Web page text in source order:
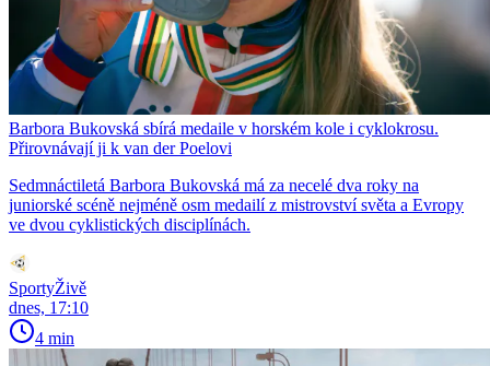
Barbora Bukovská sbírá medaile v horském kole i cyklokrosu.
Přirovnávají ji k van der Poelovi
Sedmnáctiletá Barbora Bukovská má za necelé dva roky na
juniorské scéně nejméně osm medailí z mistrovství světa a Evropy
ve dvou cyklistických disciplínách.
SportyŽivě
dnes, 17:10
4 min